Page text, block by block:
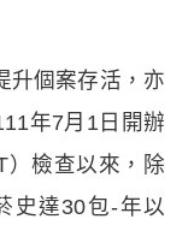
升個案存活，亦
年7月1日開辦
）檢查以來，除
史達30包-年以